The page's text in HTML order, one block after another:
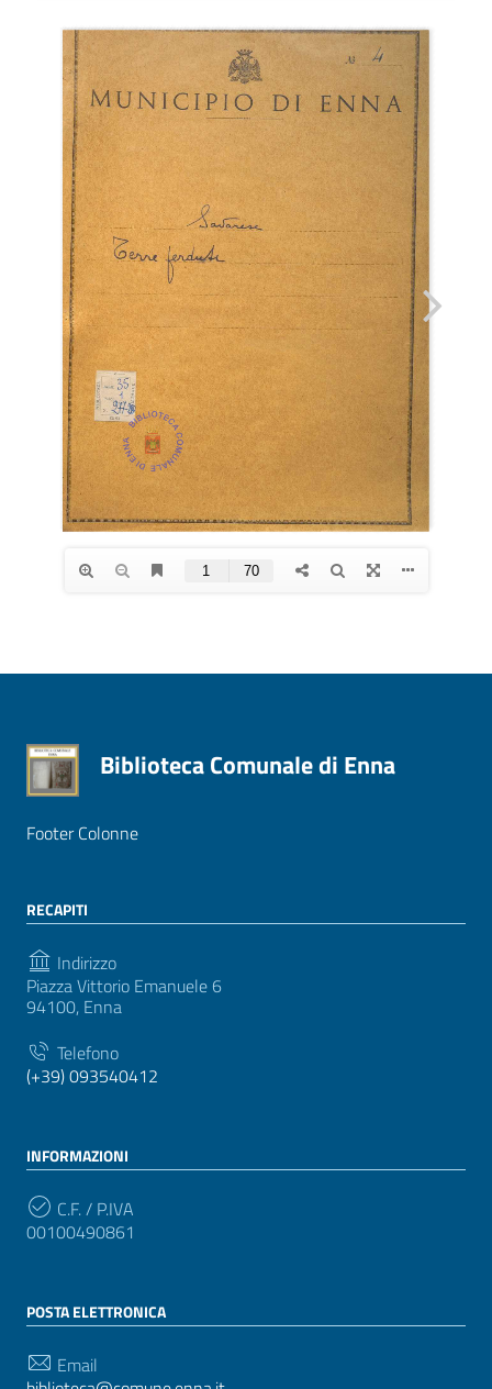
SAVARESE
quantità
Biblioteca Comunale di Enna
Footer Colonne
RECAPITI
Indirizzo
Piazza Vittorio Emanuele 6
94100, Enna
Telefono
(+39) 093540412
INFORMAZIONI
C.F. / P.IVA
00100490861
POSTA ELETTRONICA
Email